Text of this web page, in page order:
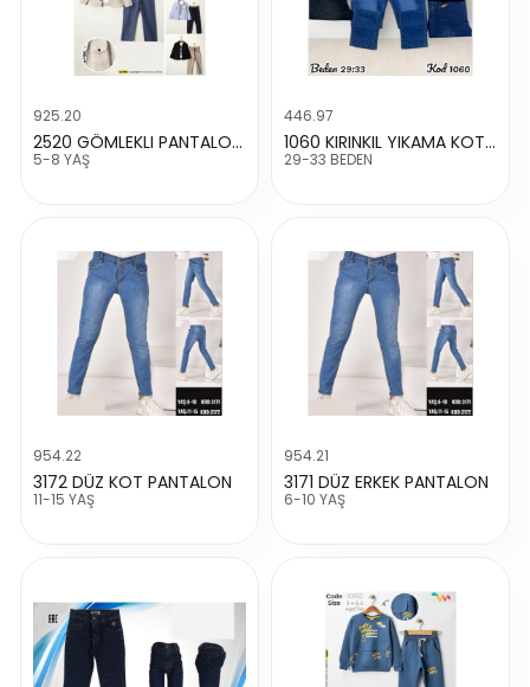
925.20
2520 GÖMLEKLI PANTALONLU TAKIM
5-8 YAŞ
446.97
1060 KIRINKIL YIKAMA KOT PANTALON
29-33 BEDEN
954.22
3172 DÜZ KOT PANTALON
11-15 YAŞ
954.21
3171 DÜZ ERKEK PANTALON
6-10 YAŞ